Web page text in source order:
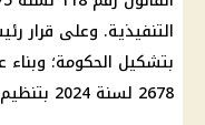
بتشكيل الحكومة؛
2678 لسنة 2024 بتنظيم وزارة الاستثمار والتجارة الخارجية.